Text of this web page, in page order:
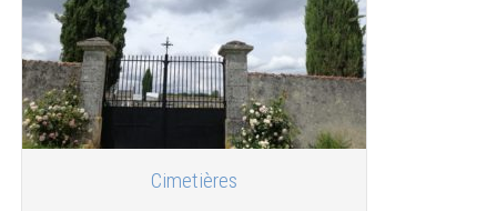
Cimetières